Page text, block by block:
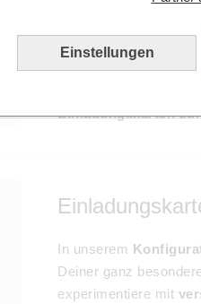
Einstellungen
Fische, Kreuze,
Design erstellen? Mit
Kartenkonfigurators
schönes Foto
Einladungskarten
In unserem
Deiner ganz
experimentiere mit